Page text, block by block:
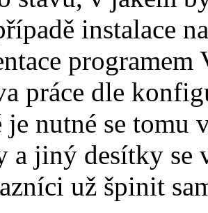
instalace
programem
práce dle
je nutné se tomu
a jiný desítky se
už špinit